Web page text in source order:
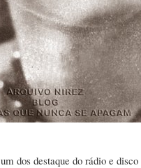
dos destaque do rádio e disco